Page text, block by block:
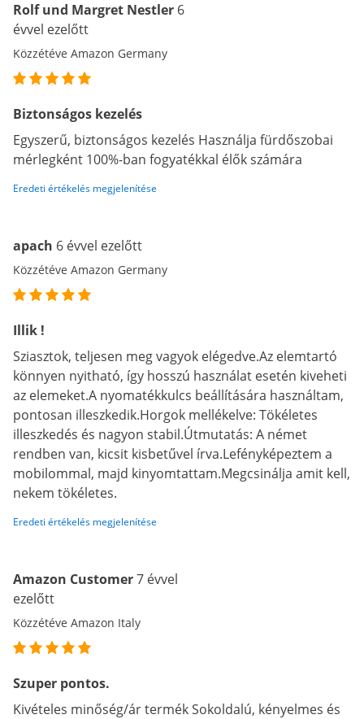
Rolf und Margret Nestler 6
évvel ezelőtt
Közzétéve Amazon Germany
Biztonságos kezelés
Egyszerű, biztonságos kezelés Használja fürdőszobai
mérlegként 100%-ban fogyatékkal élők számára
Eredeti értékelés megjelenítése
apach 6 évvel ezelőtt
Közzétéve Amazon Germany
Illik !
Sziasztok, teljesen meg vagyok elégedve.Az elemtartó
könnyen nyitható, így hosszú használat esetén kiveheti
az elemeket.A nyomatékkulcs beállítására használtam,
pontosan illeszkedik.Horgok mellékelve: Tökéletes
illeszkedés és nagyon stabil.Útmutatás: A német
rendben van, kicsit kisbetűvel írva.Lefényképeztem a
mobilommal, majd kinyomtattam.Megcsinálja amit kell,
nekem tökéletes.
Eredeti értékelés megjelenítése
Amazon Customer7 évvel
ezelőtt
Közzétéve Amazon Italy
Szuper pontos.
Kivételes minőség/ár termék Sokoldalú, kényelmes és